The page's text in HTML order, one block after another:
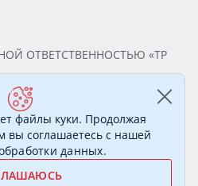
ОТВЕТСТВЕННОСТЬЮ «ТР
г. Санкт-Петербург, пер.
22-Н
ОГРН 1177847388894
директор: Соколова Алёна
центр «ОптимаТест».
файлы куки. Продолжая
вы соглашаетесь с нашей
данных.